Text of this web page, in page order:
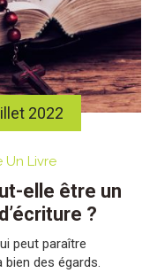
2022
Un Livre
elle être un
?
peut paraître
des égards.